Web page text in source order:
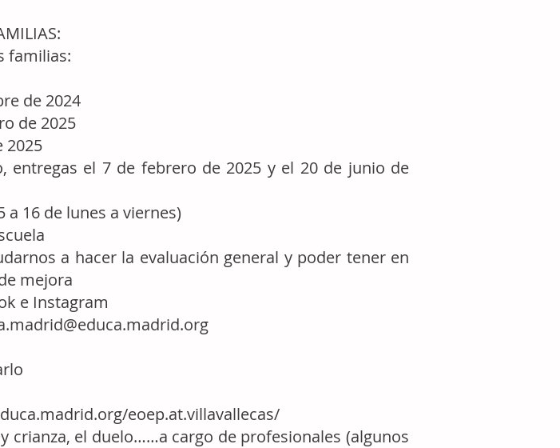
familias:
de 2024
de 2025
2025
entregas el 7 de febrero de 2025 y el 20 de junio de
a 16 de lunes a viernes)
a hacer la evaluación general y poder tener en
mejora
e Instagram
eoep.at.villavallecas/
y crianza, el duelo……a cargo de profesionales (algunos